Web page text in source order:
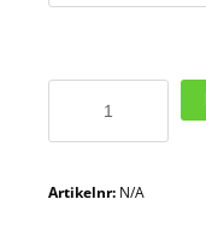
högtalare
-
speltid
Artikelnr: N/A